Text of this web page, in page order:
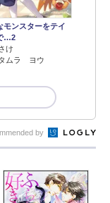
モンスターをテイ
…2
け
ムラ ヨウ
by